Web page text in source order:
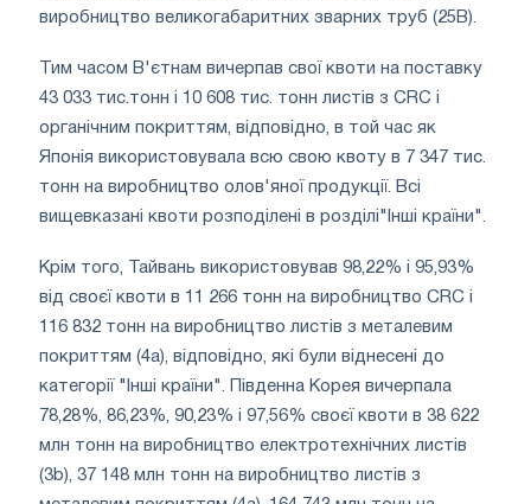
виробництво великогабаритних зварних труб (25B).
Тим часом В'єтнам вичерпав свої квоти на поставку
43 033 тис.тонн і 10 608 тис. тонн листів з CRC і
органічним покриттям, відповідно, в той час як
Японія використовувала всю свою квоту в 7 347 тис.
тонн на виробництво олов'яної продукції. Всі
вищевказані квоти розподілені в розділі"Інші країни".
Крім того, Тайвань використовував 98,22% і 95,93%
від своєї квоти в 11 266 тонн на виробництво CRC і
116 832 тонн на виробництво листів з металевим
покриттям (4a), відповідно, які були віднесені до
категорії "Інші країни". Південна Корея вичерпала
78,28%, 86,23%, 90,23% і 97,56% своєї квоти в 38 622
млн тонн на виробництво електротехнічних листів
(3b), 37 148 млн тонн на виробництво листів з